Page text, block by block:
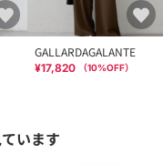
GALLARDAGALANTE
¥17,820 （10%OFF）